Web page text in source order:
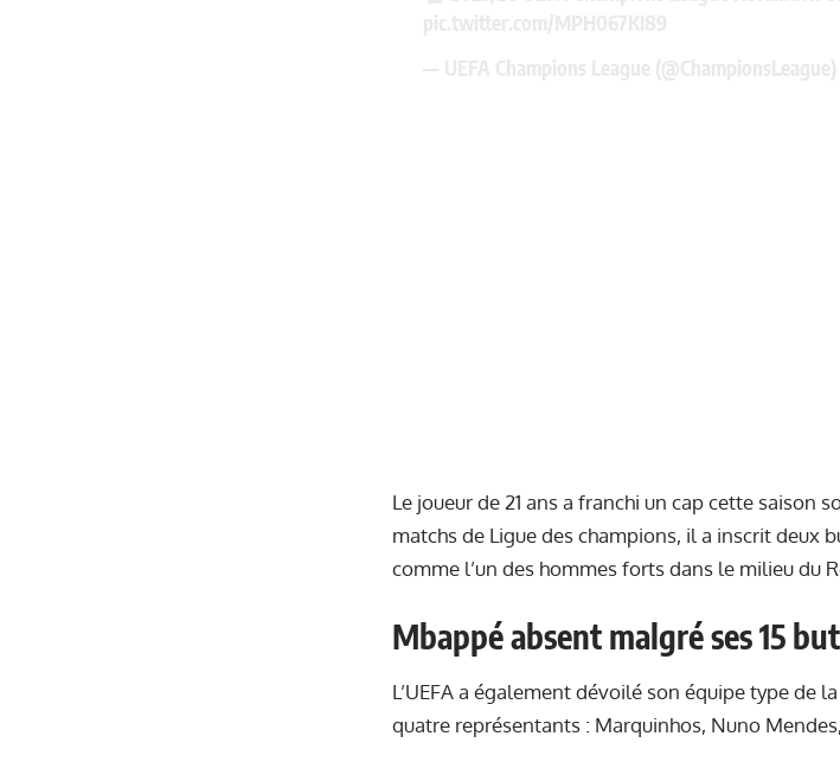
Le joueur de 21 ans a franchi un cap cette saison
matchs de Ligue des champions, il a inscrit deux
comme l’un des hommes forts dans le milieu du
Mbappé absent malgré ses 15
L’UEFA a également dévoilé son équipe type de
quatre représentants : Marquinhos, Nuno